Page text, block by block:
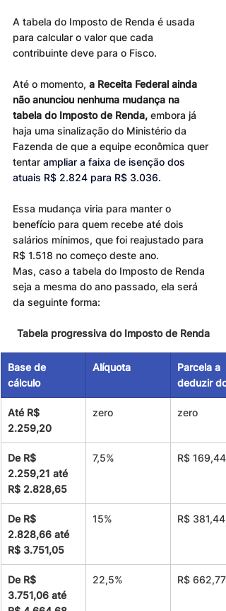
A tabela do Imposto de Renda é usada
para calcular o valor que cada
contribuinte deve para o Fisco.
Até o momento, a Receita Federal ainda
não anunciou nenhuma mudança na
tabela do Imposto de Renda, embora já
haja uma sinalização do Ministério da
Fazenda de que a equipe econômica quer
tentar ampliar a faixa de isenção dos
atuais R$ 2.824 para R$ 3.036.
Essa mudança viria para manter o
benefício para quem recebe até dois
salários mínimos, que foi reajustado para
R$ 1.518 no começo deste ano.
Mas, caso a tabela do Imposto de Renda
seja a mesma do ano passado, ela será
da seguinte forma:
Tabela progressiva do Imposto de Renda
Base de
cálculo
Alíquota
Parcela a
deduzir do
Até R$
2.259,20
zero zero
De R$
2.259,21 até
R$ 2.828,65
7,5% R$ 169,44
De R$
2.828,66 até
R$ 3.751,05
15% R$ 381,44
De R$
3.751,06 até
22,5% R$ 662,77